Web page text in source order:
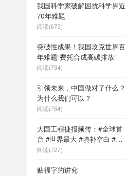
形机器人、苏超、票根经济、
育儿补贴、科学素养、网络生
态治理
我国科学家破解困扰科学界近
70年难题
阅读(675)
突破性成果！我国攻克世界百
年难题“费托合成高碳排放”
阅读(734)
引领未来，中国做对了什么？
为什么我们可以？
阅读(754)
大国工程捷报频传：#全球首
台 #世界最大 #填补空白 #突
破关键节点
阅读(727)
贴福字的讲究